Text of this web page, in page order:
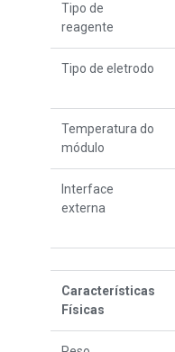
Tipo de
reagente
Tipo de eletrodo
Temperatura do
módulo
Interface
externa
Características
Físicas